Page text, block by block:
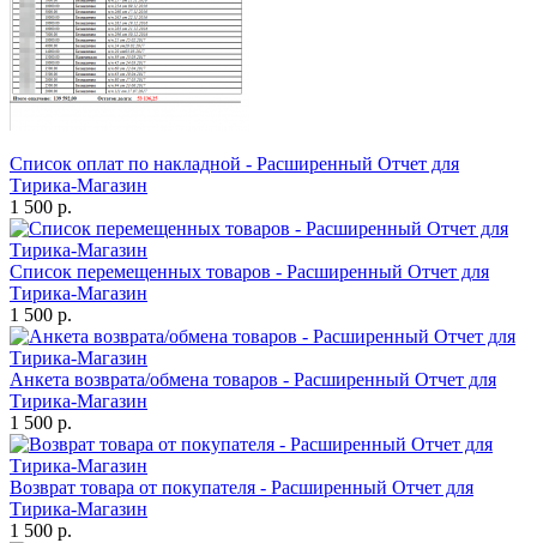
Список оплат по накладной - Расширенный Отчет для
Тирика-Магазин
1 500 р.
Список перемещенных товаров - Расширенный Отчет для
Тирика-Магазин
1 500 р.
Анкета возврата/обмена товаров - Расширенный Отчет для
Тирика-Магазин
1 500 р.
Возврат товара от покупателя - Расширенный Отчет для
Тирика-Магазин
1 500 р.